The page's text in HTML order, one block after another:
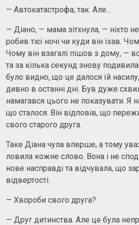
— Автокатастрофа, так. Але...
— Діано, — мама зітхнула, — ніхто
робив тієї ночі чи куди він їхав.
Чому він взагалі пішов з дому, —
та за кілька секунд знову
було видно, що це далося їй
дивно в останні дні. Був дуже
намагався цього не показувати. Я
що сталося. Він відповів, що
свого старого друга.
Таке Діана чула вперше, а тому
ловила кожне слово. Вона і не
нове насправді та відчувала, що
відвертості.
— Хвороби свого друга?
— Друг дитинства. Але це була